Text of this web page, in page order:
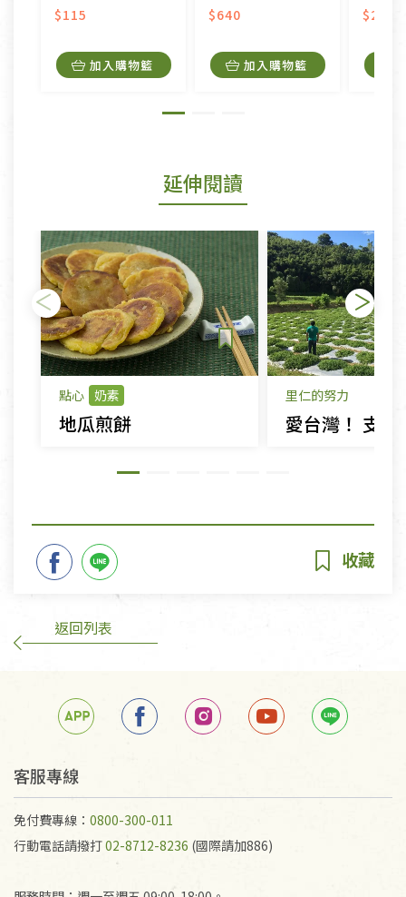
$115
加入購物籃
$640
加入購物籃
$210
延伸閱讀
點心 奶素
地瓜煎餅
里仁的努力
返回列表
客服專線
免付費專線： 0800-300-011
行動電話請撥打02-8712-8236 (國際請加886)